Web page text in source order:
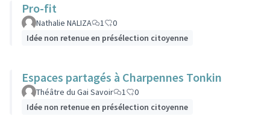
Pro-fit
Nathalie NALIZA 1
0
Idée non retenue en présélection citoyenne
Espaces partagés à Charpennes Tonkin
Théâtre du Gai Savoir 1
0
Idée non retenue en présélection citoyenne